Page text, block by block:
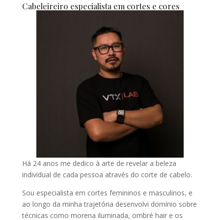
Cabeleireiro especialista em cortes e cores
Há 24 anos me dedico à arte de revelar a beleza
individual de cada pessoa através do corte de cabelo.
Sou especialista em cortes femininos e masculinos, e
ao longo da minha trajetória desenvolvi domínio sobre
técnicas como morena iluminada, ombré hair e os